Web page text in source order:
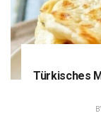
Türkisches